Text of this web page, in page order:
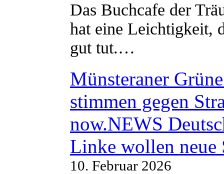
Das Buchcafe der
hat eine Leichtigkeit,
gut tut.…
Münsteraner
stimmen gegen
now.NEWS
Linke wollen neue
10. Februar 2026